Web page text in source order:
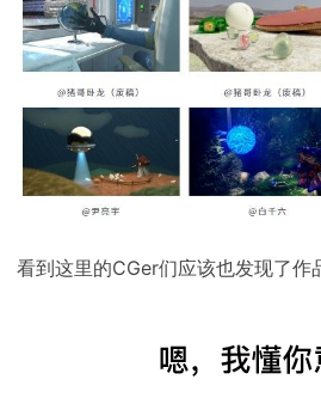
看到这里的CGer们应该也发现了作